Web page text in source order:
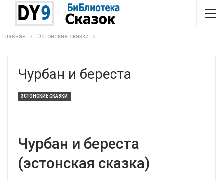
Главная Эстонские сказки
Чурбан и береста
ЭСТОНСКИЕ СКАЗКИ
Чурбан и береста
(эстонская сказка)